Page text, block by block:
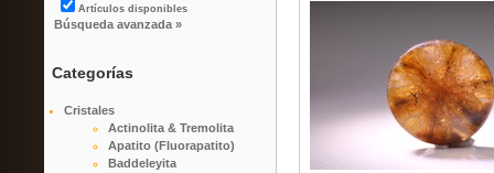
Artículos disponibles
Búsqueda avanzada »
Categorías
Cristales
Actinolita & Tremolita
Apatito (Fluorapatito)
Baddeleyita